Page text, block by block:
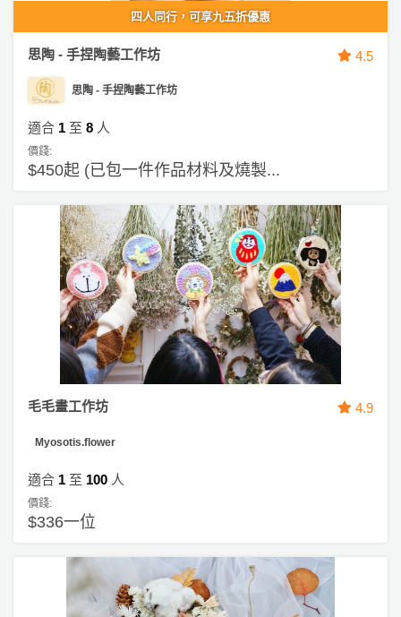
四人同行，可享九五折優惠
思陶 - 手捏陶藝工作坊 4.5
思陶 - 手捏陶藝工作坊
適合 1 至 8 人
價錢:
$450起 (已包一件作品材料及燒製...
毛毛畫工作坊 4.9
Myosotis.flower
適合 1 至 100 人
價錢:
$336一位